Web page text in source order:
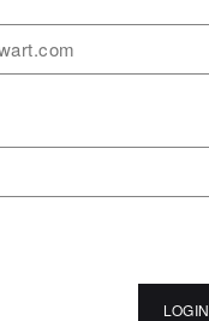
LOGIN